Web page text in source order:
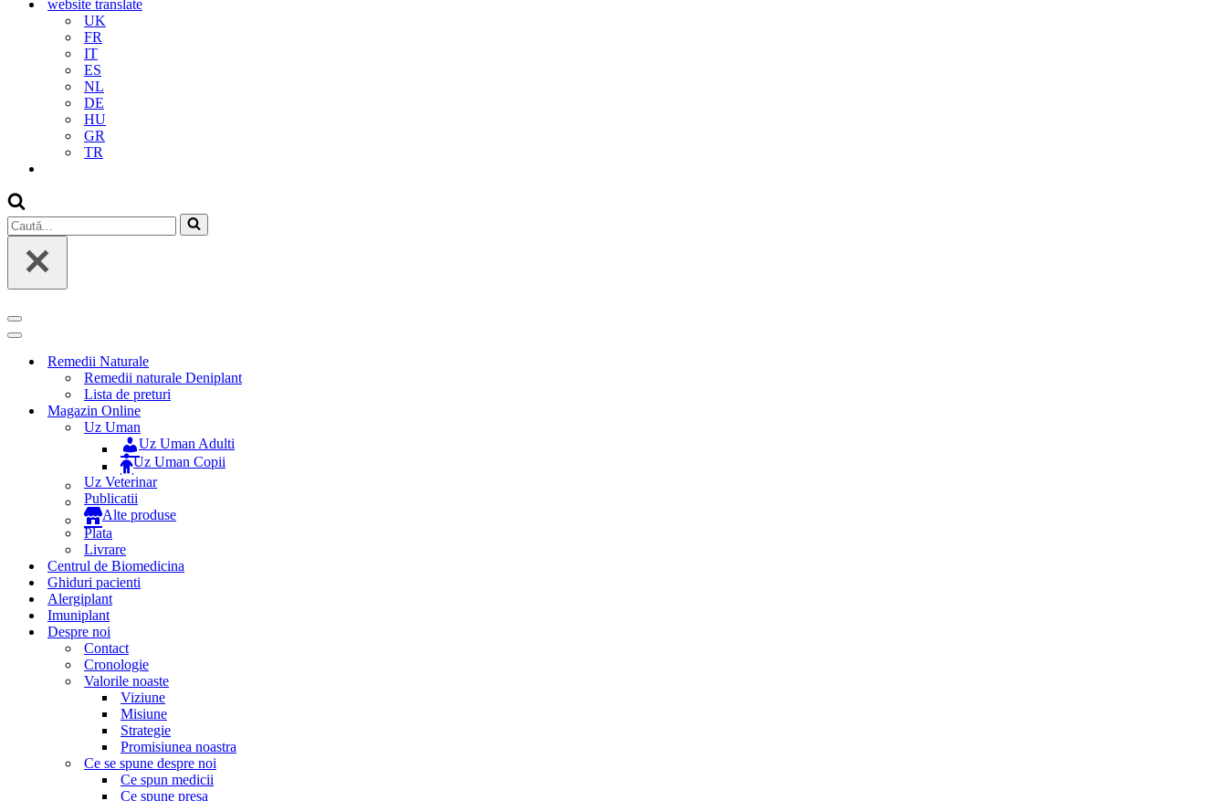
website translate
UK
FR
IT
ES
NL
DE
HU
GR
TR
Caută...
Meniu
de
Meniu
navigareRemedii Naturale
Remedii naturale Deniplant
Lista de preturi
Magazin Online
Uz Uman
Uz Uman Adulti
Uz Uman Copii
Uz Veterinar
Publicatii
Alte produse
Plata
Livrare
Centrul de Biomedicina
Ghiduri pacienti
Alergiplant
Imuniplant
Despre noi
Contact
Cronologie
Valorile noaste
Viziune
Misiune
Strategie
Promisiunea noastra
Ce se spune despre noi
Ce spun medicii
Ce spune presa